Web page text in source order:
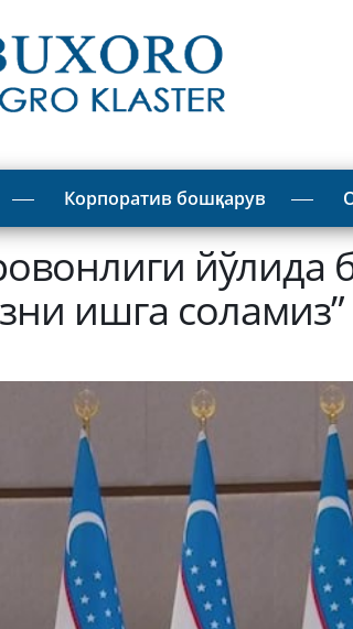
Корпоратив бошқарув
йўлида
ишга соламиз”